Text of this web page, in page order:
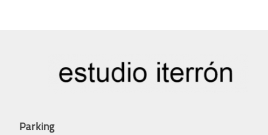
Parking